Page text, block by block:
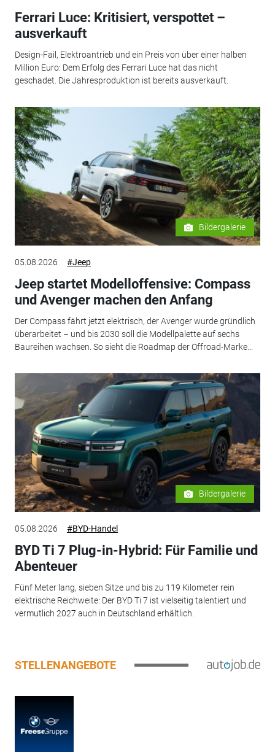
Ferrari Luce: Kritisiert, verspottet –
ausverkauft
Design-Fail, Elektroantrieb und ein Preis von über einer halben
Million Euro: Dem Erfolg des Ferrari Luce hat das nicht
geschadet. Die Jahresproduktion ist bereits ausverkauft.
Bildergalerie
05.08.2026 #Jeep
Jeep startet Modelloffensive: Compass
und Avenger machen den Anfang
Der Compass fährt jetzt elektrisch, der Avenger wurde gründlich
überarbeitet – und bis 2030 soll die Modellpalette auf sechs
Baureihen wachsen. So sieht die Roadmap der Offroad-Marke...
Bildergalerie
05.08.2026 #BYD-Handel
BYD Ti 7 Plug-in-Hybrid: Für Familie und
Abenteuer
Fünf Meter lang, sieben Sitze und bis zu 119 Kilometer rein
elektrische Reichweite: Der BYD Ti 7 ist vielseitig talentiert und
vermutlich 2027 auch in Deutschland erhältlich.
STELLENANGEBOTE